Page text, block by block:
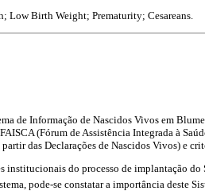
Low Birth Weight; Prematurity; Cesareans.
de Informação de Nascidos Vivos em
(Fórum de Assistência Integrada à
das Declarações de Nascidos Vivos) e
institucionais do processo de implantação
pode-se constatar a importância deste